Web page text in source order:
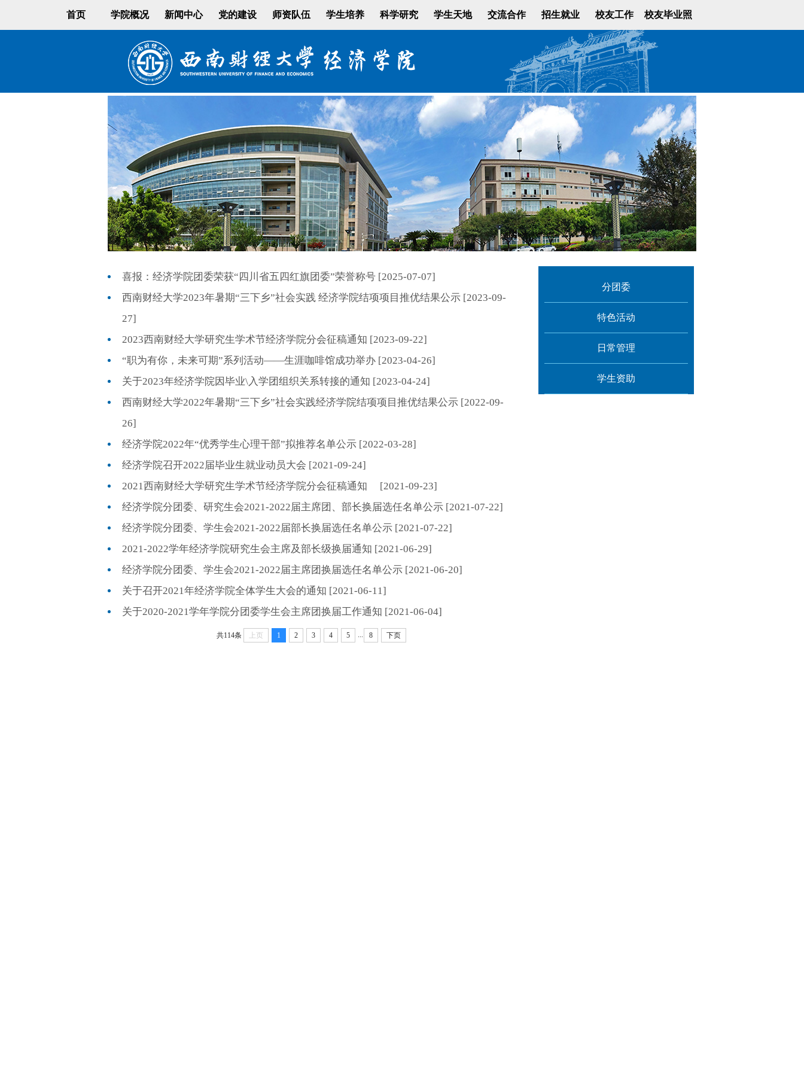
首页 学院概况 新闻中心 党的建设 师资队伍 学生培养 科学研究 学生天地 交流合作 招生就业 校友工作 校友毕业照
喜报：经济学院团委荣获“四川省五四红旗团委”荣誉称号 [2025-07-07]
西南财经大学2023年暑期“三下乡”社会实践 经济学院结项项目推优结果公示 [2023-09-
27]
2023西南财经大学研究生学术节经济学院分会征稿通知 [2023-09-22]
“职为有你，未来可期”系列活动——生涯咖啡馆成功举办 [2023-04-26]
关于2023年经济学院因毕业\入学团组织关系转接的通知 [2023-04-24]
西南财经大学2022年暑期“三下乡”社会实践经济学院结项项目推优结果公示 [2022-09-
26]
经济学院2022年“优秀学生心理干部”拟推荐名单公示 [2022-03-28]
经济学院召开2022届毕业生就业动员大会 [2021-09-24]
2021西南财经大学研究生学术节经济学院分会征稿通知 [2021-09-23]
经济学院分团委、研究生会2021-2022届主席团、部长换届选任名单公示 [2021-07-22]
经济学院分团委、学生会2021-2022届部长换届选任名单公示 [2021-07-22]
2021-2022学年经济学院研究生会主席及部长级换届通知 [2021-06-29]
经济学院分团委、学生会2021-2022届主席团换届选任名单公示 [2021-06-20]
关于召开2021年经济学院全体学生大会的通知 [2021-06-11]
关于2020-2021学年学院分团委学生会主席团换届工作通知 [2021-06-04]
共114条 上页 1 2 3 4 5 8 下页
分团委
特色活动
日常管理
学生资助